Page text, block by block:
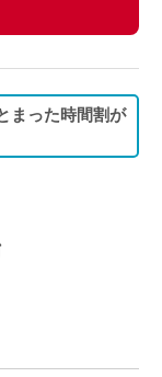
まった時間割が